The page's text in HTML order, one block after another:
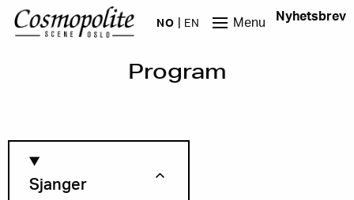
Hopp til hovedinnhold
NO EN Menu Nyhetsbrev
Program
Sjanger